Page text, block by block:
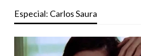
Especial: Carlos Saura